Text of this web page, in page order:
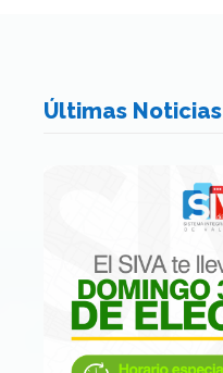
Últimas Noticias